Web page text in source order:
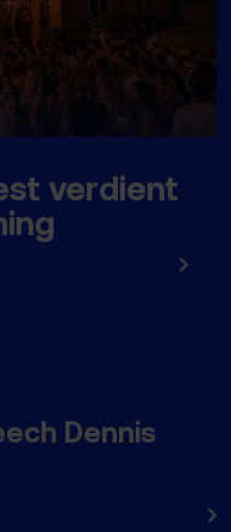
verdient
Dennis